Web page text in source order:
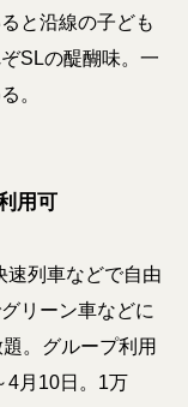
と沿線の子ども
SLの醍醐味。一
。
用可
速列車などで自由
リーン車などに
。グループ利用
4月10日。1万